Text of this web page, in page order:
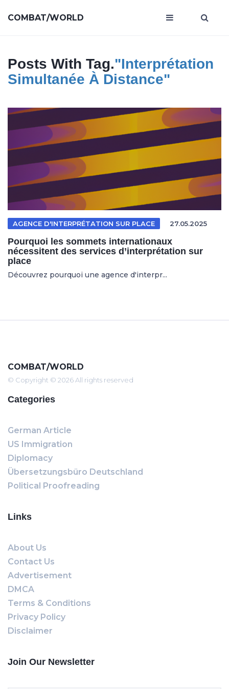
COMBAT/WORLD
Posts With Tag."interprétation
Simultanée À Distance"
AGENCE D'INTERPRÉTATION SUR PLACE 27.05.2025
Pourquoi les sommets internationaux
nécessitent des services d’interprétation sur
place
Découvrez pourquoi une agence d'interpr...
COMBAT/WORLD
© Copyright © 2026 All rights reserved
Categories
German Article
US Immigration
Diplomacy
Übersetzungsbüro Deutschland
Political Proofreading
Links
About Us
Contact Us
Advertisement
DMCA
Terms & Conditions
Privacy Policy
Disclaimer
Join Our Newsletter